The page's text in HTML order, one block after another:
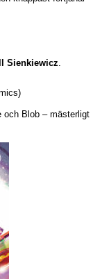
Sienkiewicz.
och Blob – mästerligt